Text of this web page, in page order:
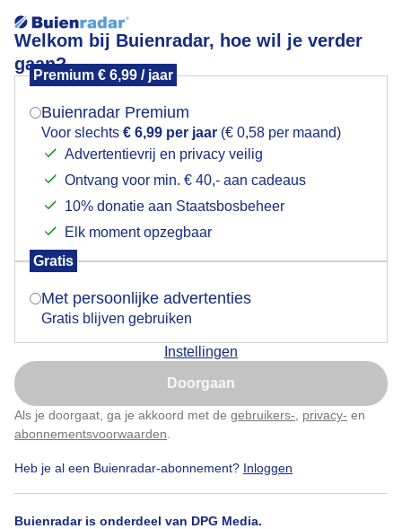
Welkom bij Buienradar, hoe wil je verder
gaan?
Premium € 6,99 / jaar
Buienradar Premium
Voor slechts € 6,99 per jaar (€ 0,58 per maand)
Advertentievrij en privacy veilig
Ontvang voor min. € 40,- aan cadeaus
10% donatie aan Staatsbosbeheer
Elk moment opzegbaar
Gratis
Met persoonlijke advertenties
Gratis blijven gebruiken
Instellingen
Doorgaan
Als je doorgaat, ga je akkoord met de gebruikers- privacy- en
abonnementsvoorwaarden
Heb je al een Buienradar-abonnement? Inloggen
Buienradar is onderdeel van DPG Media.
De grond ligt bezaaid
zoveel gezien. Wat is het? Wilde kastanjes of
beukenootjes
Door: Elly Bos Gemaakt: 10-10-2025, 31x bekeken
Mogen we je locatie gebruiken voor het
Indien je hier nog geen akkoord op hebt gegeven,
verschijnt er zo een pop-up uit je browser waarin
Is goed, toon de popup
Nu niet, misschien later
Klik hierom dit aan te passen